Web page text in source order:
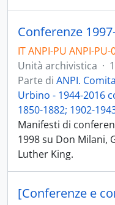
Conferenze
IT ANPI-PU ANPI-
Unità archivistica ·
Parte di ANPI.
Urbino - 1944-2016
1850-1882; 1902-
Manifesti di
1998 su Don Milani,
Luther King.
[Conferenze e